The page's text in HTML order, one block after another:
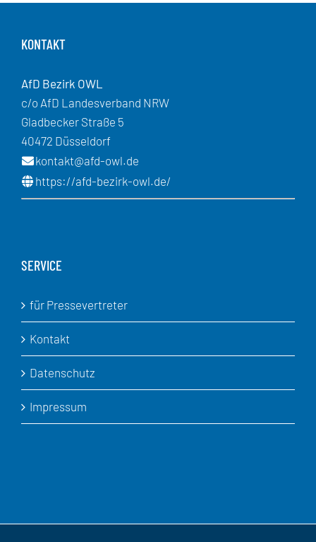
KONTAKT
AfD Bezirk OWL
c/o AfD Landesverband NRW
Gladbecker Straße 5
40472 Düsseldorf
kontakt@afd-owl.de
https://afd-bezirk-owl.de/
SERVICE
für Pressevertreter
Kontakt
Datenschutz
Impressum